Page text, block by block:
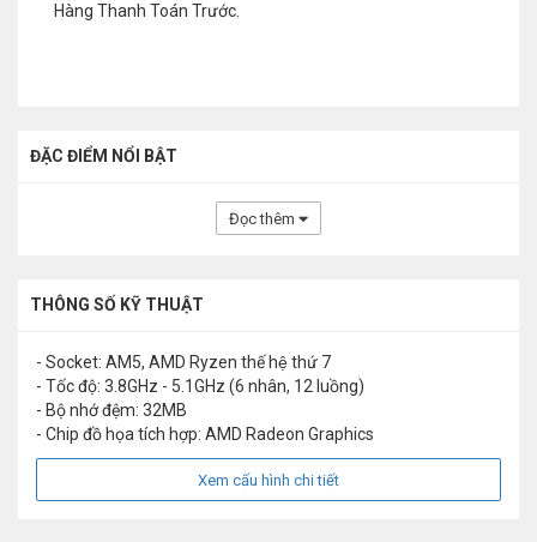
Hàng Thanh Toán Trước.
ĐẶC ĐIỂM NỔI BẬT
Đọc thêm
THÔNG SỐ KỸ THUẬT
- Socket: AM5, AMD Ryzen thế hệ thứ 7
- Tốc độ: 3.8GHz - 5.1GHz (6 nhân, 12 luồng)
- Bộ nhớ đệm: 32MB
- Chip đồ họa tích hợp: AMD Radeon Graphics
Xem cấu hình chi tiết